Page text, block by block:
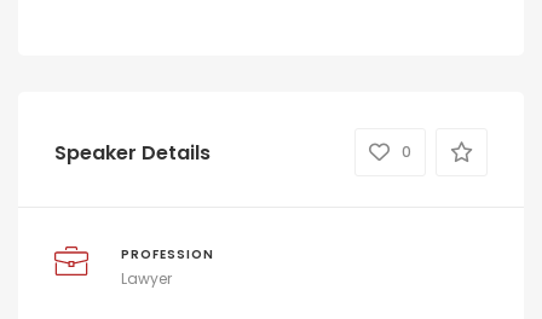
Speaker Details 0
PROFESSION
Lawyer